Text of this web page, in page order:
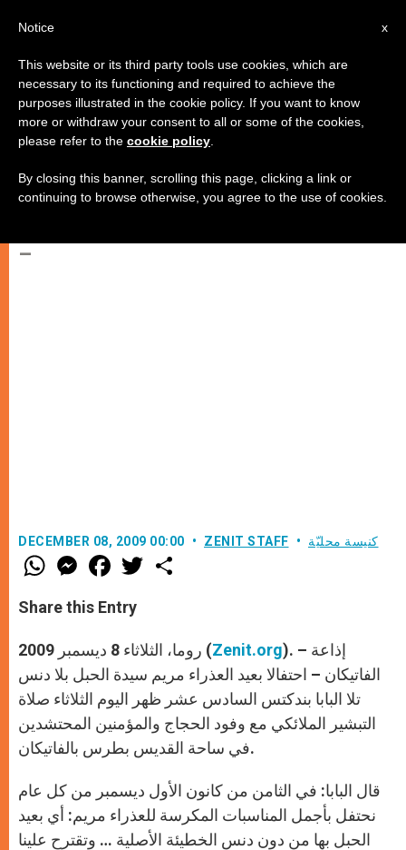
البابا يتلو صلاة التبشير الملائكي
احتفالا بعيد العذراء مريم سيدة الحبل
بلا دنس
–
DECEMBER 08, 2009 00:00 ZENIT STAFF كنيسة محليّة
W
h
t
s
p
p
M
e
s
e
e
r
F
a
e
b
o
k
w
r
Share this Entry
روما، الثلاثاء 8 ديسمبر 2009 (Zenit.org). – إذاعة
الفاتيكان – احتفالا بعيد العذراء مريم سيدة الحبل بلا دنس
تلا البابا بندكتس السادس عشر ظهر اليوم الثلاثاء صلاة
التبشير الملائكي مع وفود الحجاج والمؤمنين المحتشدين
في ساحة القديس بطرس بالفاتيكان.
قال البابا: في الثامن من كانون الأول ديسمبر من كل عام
نحتفل بأجمل المناسبات المكرسة للعذراء مريم: أي بعيد
الحبل بها من دون دنس الخطيئة الأصلية … وتقترح علينا
x
Notice
This website or its third party tools use cookies, which are
necessary to its functioning and required to achieve the
purposes illustrated in the cookie policy. If you want to know
more or withdraw your consent to all or some of the cookies,
please refer to the cookie policy
By closing this banner, scrolling this page, clicking a link or
continuing to browse otherwise, you agree to the use of cookies.